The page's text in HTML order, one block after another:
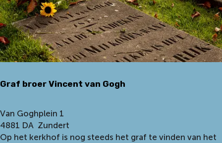
d
e
r
t
o
n
u
m
e
t
a
d
k
Graf broer Vincent van Gogh
G
r
a
Van Goghplein 1
4881 DA Zundert
Op het kerkhof is nog steeds het graf te vinden van het